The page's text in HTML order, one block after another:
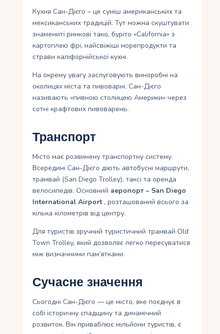
Кухня Сан-Дієго – це суміш американських та
мексиканських традицій. Тут можна скуштувати
знамениті ринкові тако, буріто «California» з
картоплею фрі, найсвіжіші морепродукти та
страви каліфорнійської кухні.
На окрему увагу заслуговують виноробні на
околицях міста та пивоварні. Сан-Дієго
називають «пивною столицею Америки» через
сотні крафтових пивоварень.
Транспорт
Місто має розвинену транспортну систему.
Всередині Сан-Дієго діють автобусні маршрути,
трамвай (San Diego Trolley), таксі та оренда
велосипедів. Основний аеропорт – San Diego
International Airport , розташований всього за
кілька кілометрів від центру.
Для туристів зручний туристичний трамвай Old
Town Trolley, який дозволяє легко пересуватися
між визначними пам’ятками.
Сучасне значення
Сьогодні Сан-Дієго — це місто, яке поєднує в
собі історичну спадщину та динамічний
розвиток. Він приваблює мільйони туристів, є